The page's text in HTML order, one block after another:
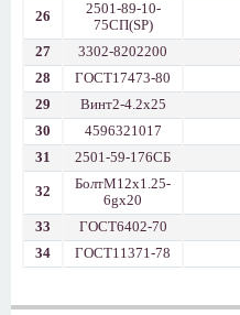
26
2501-89-10-
75СП(SP)
27 3302-8202200
28
ГОСТ17473-80
29
Винт2-4.2x25
30
4596321017
31
2501-59-176СБ
32
БолтМ12x1.25-
6gx20
33 ГОСТ6402-70
34
ГОСТ11371-78